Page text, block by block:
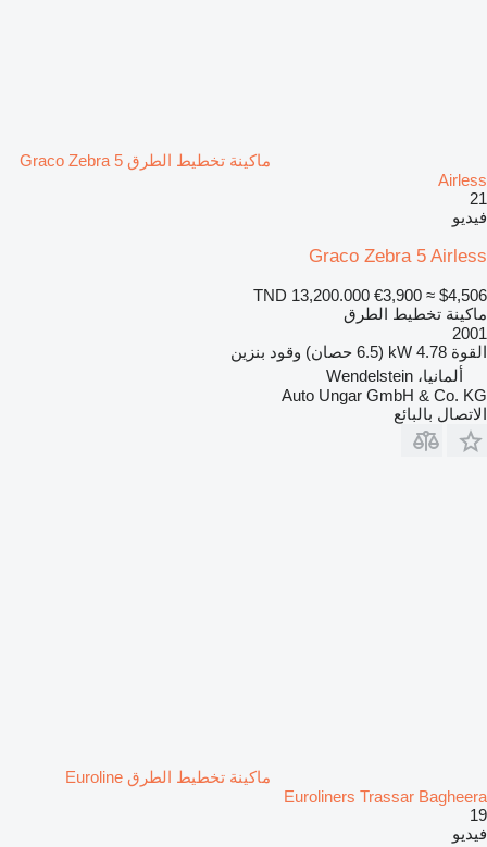
ماكينة تخطيط الطرق Graco Zebra 5
Airless
21
فيديو
Graco Zebra 5 Airless
TND 13,200.000 €3,900 ≈ $4,506
ماكينة تخطيط الطرق
2001
القوة 4.78 kW (6.5 حصان) وقود بنزين
ألمانيا، Wendelstein
Auto Ungar GmbH & Co. KG
الاتصال بالبائع
ماكينة تخطيط الطرق Euroline
Euroliners Trassar Bagheera
19
فيديو